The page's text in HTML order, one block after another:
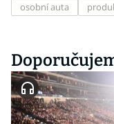
osobní auta